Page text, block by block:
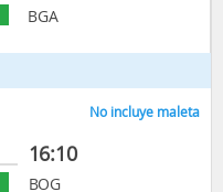
BGA
No incluye maleta
16:10
BOG